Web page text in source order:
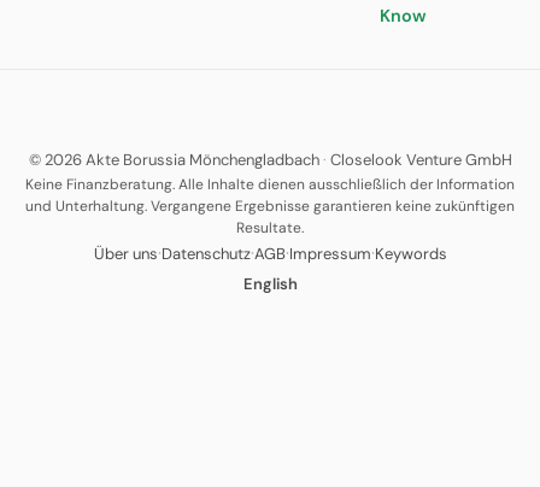
Know
© 2026 Akte Borussia Mönchengladbach· Closelook Venture GmbH
Keine Finanzberatung. Alle Inhalte dienen ausschließlich der Information
und Unterhaltung. Vergangene Ergebnisse garantieren keine zukünftigen
Resultate.
Über uns·Datenschutz·AGB·Impressum·Keywords
English